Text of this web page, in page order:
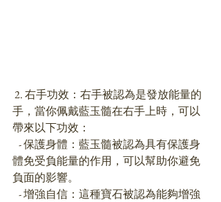
手，當你佩戴藍玉髓在右手上時，可以
帶來以下功效：
體免受負能量的作用，可以幫助你避免
負面的影響。